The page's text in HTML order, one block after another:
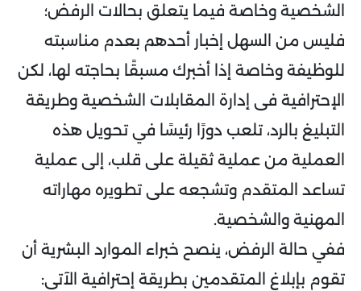
الشخصية وخاصة فيما يتعلق بحالات الرفض؛
فليس من السهل إخبار أحدهم بعدم مناسبته
للوظيفة وخاصة إذا أخبرك مسبقًا بحاجته لها، لكن
الإحترافية فى إدارة المقابلات الشخصية وطريقة
التبليغ بالرد، تلعب دورًا رئيسًا في تحويل هذه
العملية من عملية ثقيلة على قلب، إلى عملية
تساعد المتقدم وتشجعه على تطويره مهاراته
المهنية والشخصية.
ففي حالة الرفض، ينصح خبراء الموارد البشرية أن
تقوم بإبلاغ المتقدمين بطريقة إحترافية الآتي: